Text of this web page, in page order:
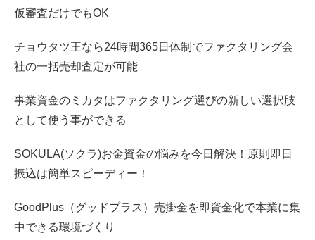
仮審査だけでもOK
チョウタツ王なら24時間365日体制でファクタリング会
社の一括売却査定が可能
事業資金のミカタはファクタリング選びの新しい選択肢
として使う事ができる
SOKULA(ソクラ)お金資金の悩みを今日解決！原則即日
振込は簡単スピーディー！
GoodPlus（グッドプラス）売掛金を即資金化で本業に集
中できる環境づくり